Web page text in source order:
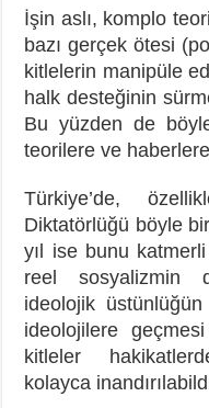
İşin aslı, komplo
bazı gerçek ötesi
kitlelerin manipüle
halk desteğinin
Bu yüzden de
teorilere ve
Türkiye’de,
Diktatörlüğü böyle
yıl ise bunu
reel sosyalizmin
ideolojik üstünlüğün
ideolojilere
kitleler
kolayca